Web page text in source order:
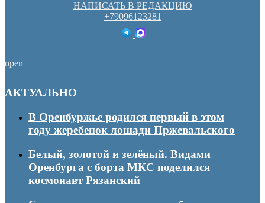
НАПИСАТЬ В РЕДАКЦИЮ
+79096123281
open
АКТУАЛЬНО
В Оренбуржье родился первый в этом
году жеребенок лошади Пржевальского
Белый, золотой и зелёный. Видами
Оренбурга с борта МКС поделился
космонавт Рязанский